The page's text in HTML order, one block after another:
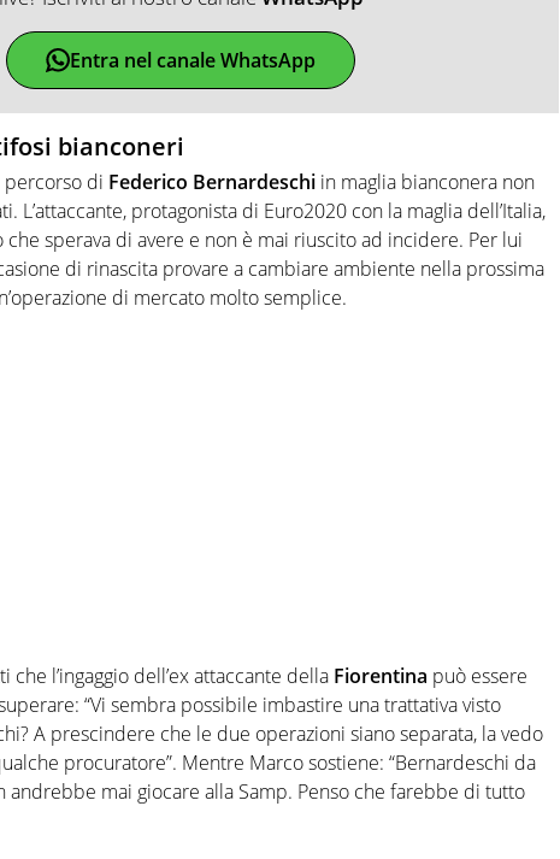
Entra nel canale WhatsApp
bianconeri
percorso di Federico Bernardeschi in maglia bianconera non
L’attaccante, protagonista di Euro2020 con la maglia dell’Italia,
che sperava di avere e non è mai riuscito ad incidere. Per lui
di rinascita provare a cambiare ambiente nella prossima
di mercato molto semplice.
che l’ingaggio dell’ex attaccante della Fiorentina può essere
“Vi sembra possibile imbastire una trattativa visto
A prescindere che le due operazioni siano separata, la vedo
procuratore”. Mentre Marco sostiene: “Bernardeschi da
andrebbe mai giocare alla Samp. Penso che farebbe di tutto